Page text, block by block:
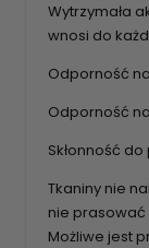
Wytrzymała
wnosi do
Odporność
Odporność
Skłonność
Tkaniny nie
nie prasować
Możliwe jest